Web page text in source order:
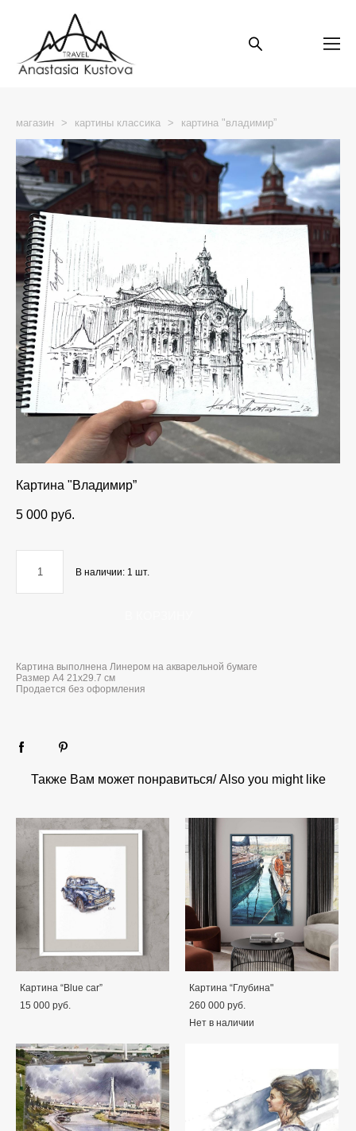
магазин > картины классика > картина "владимир”
Картина "Владимир”
5 000 pуб.
В наличии: 1 шт.
Картина выполнена Линером на акварельной бумаге
Размер А4 21х29.7 см
Продается без оформления
Также Вам может понравиться/ Also you might like
Картина “Blue car”
15 000 pуб.
Картина “Глубина"
260 000 pуб.
Нет в наличии